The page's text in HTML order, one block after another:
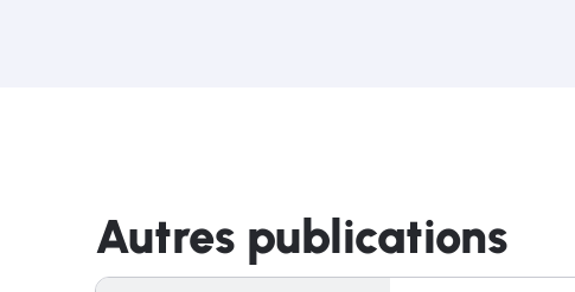
Autres publications